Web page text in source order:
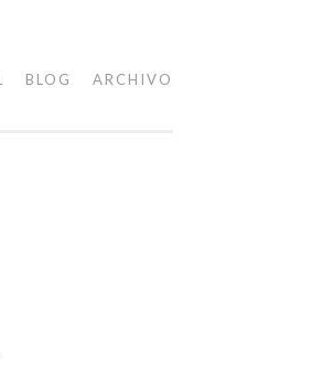
BLOG ARCHIVO